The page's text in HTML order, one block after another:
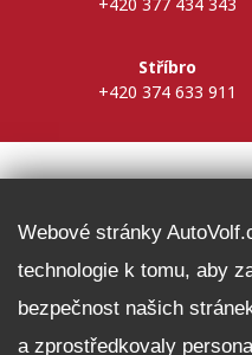
Stříbro
+420 374 633 911
Fleet
Webové stránky
technologie k tomu, aby
bezpečnost našich
a zprostředkovaly